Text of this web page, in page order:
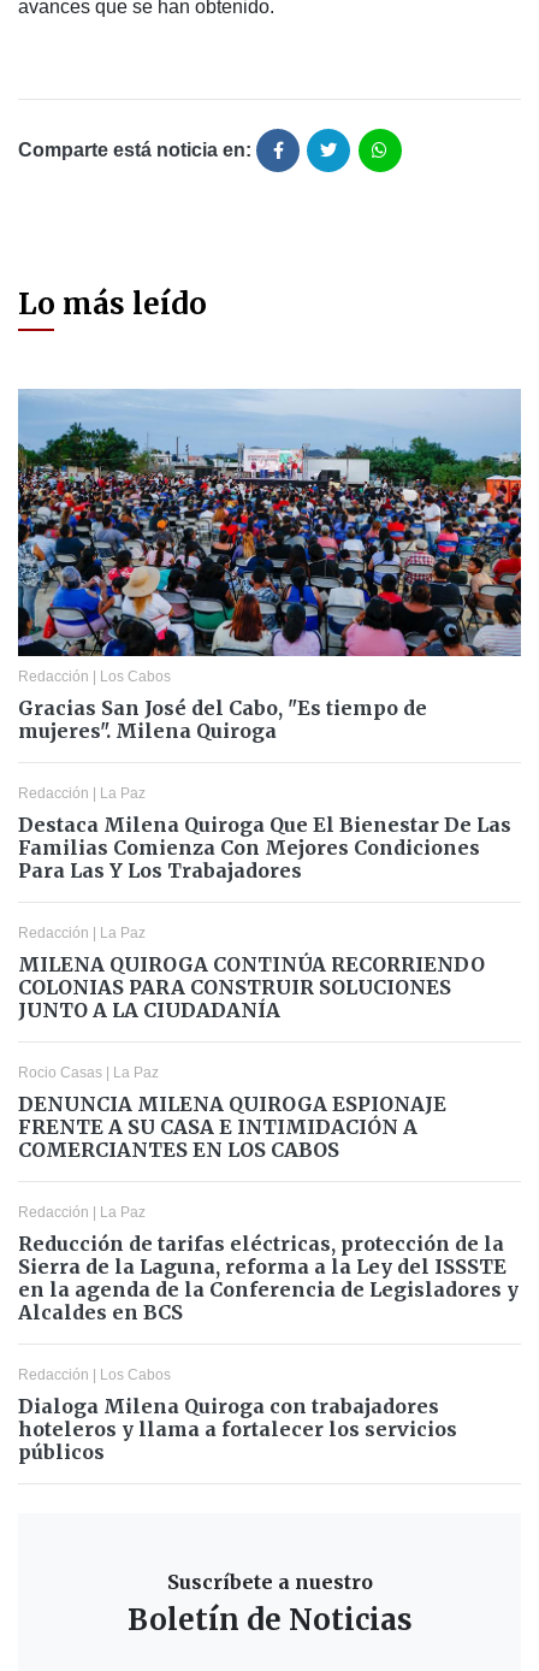
avances que se han obtenido.
Comparte está noticia en:
Lo más leído
Redacción | Los Cabos
Gracias San José del Cabo, "Es tiempo de
mujeres". Milena Quiroga
Redacción | La Paz
Destaca Milena Quiroga Que El Bienestar De Las
Familias Comienza Con Mejores Condiciones
Para Las Y Los Trabajadores
Redacción | La Paz
MILENA QUIROGA CONTINÚA RECORRIENDO
COLONIAS PARA CONSTRUIR SOLUCIONES
JUNTO A LA CIUDADANÍA
Rocio Casas | La Paz
DENUNCIA MILENA QUIROGA ESPIONAJE
FRENTE A SU CASA E INTIMIDACIÓN A
COMERCIANTES EN LOS CABOS
Redacción | La Paz
Reducción de tarifas eléctricas, protección de la
Sierra de la Laguna, reforma a la Ley del ISSSTE
en la agenda de la Conferencia de Legisladores y
Alcaldes en BCS
Redacción | Los Cabos
Dialoga Milena Quiroga con trabajadores
hoteleros y llama a fortalecer los servicios
públicos
Suscríbete a nuestro
Boletín de Noticias